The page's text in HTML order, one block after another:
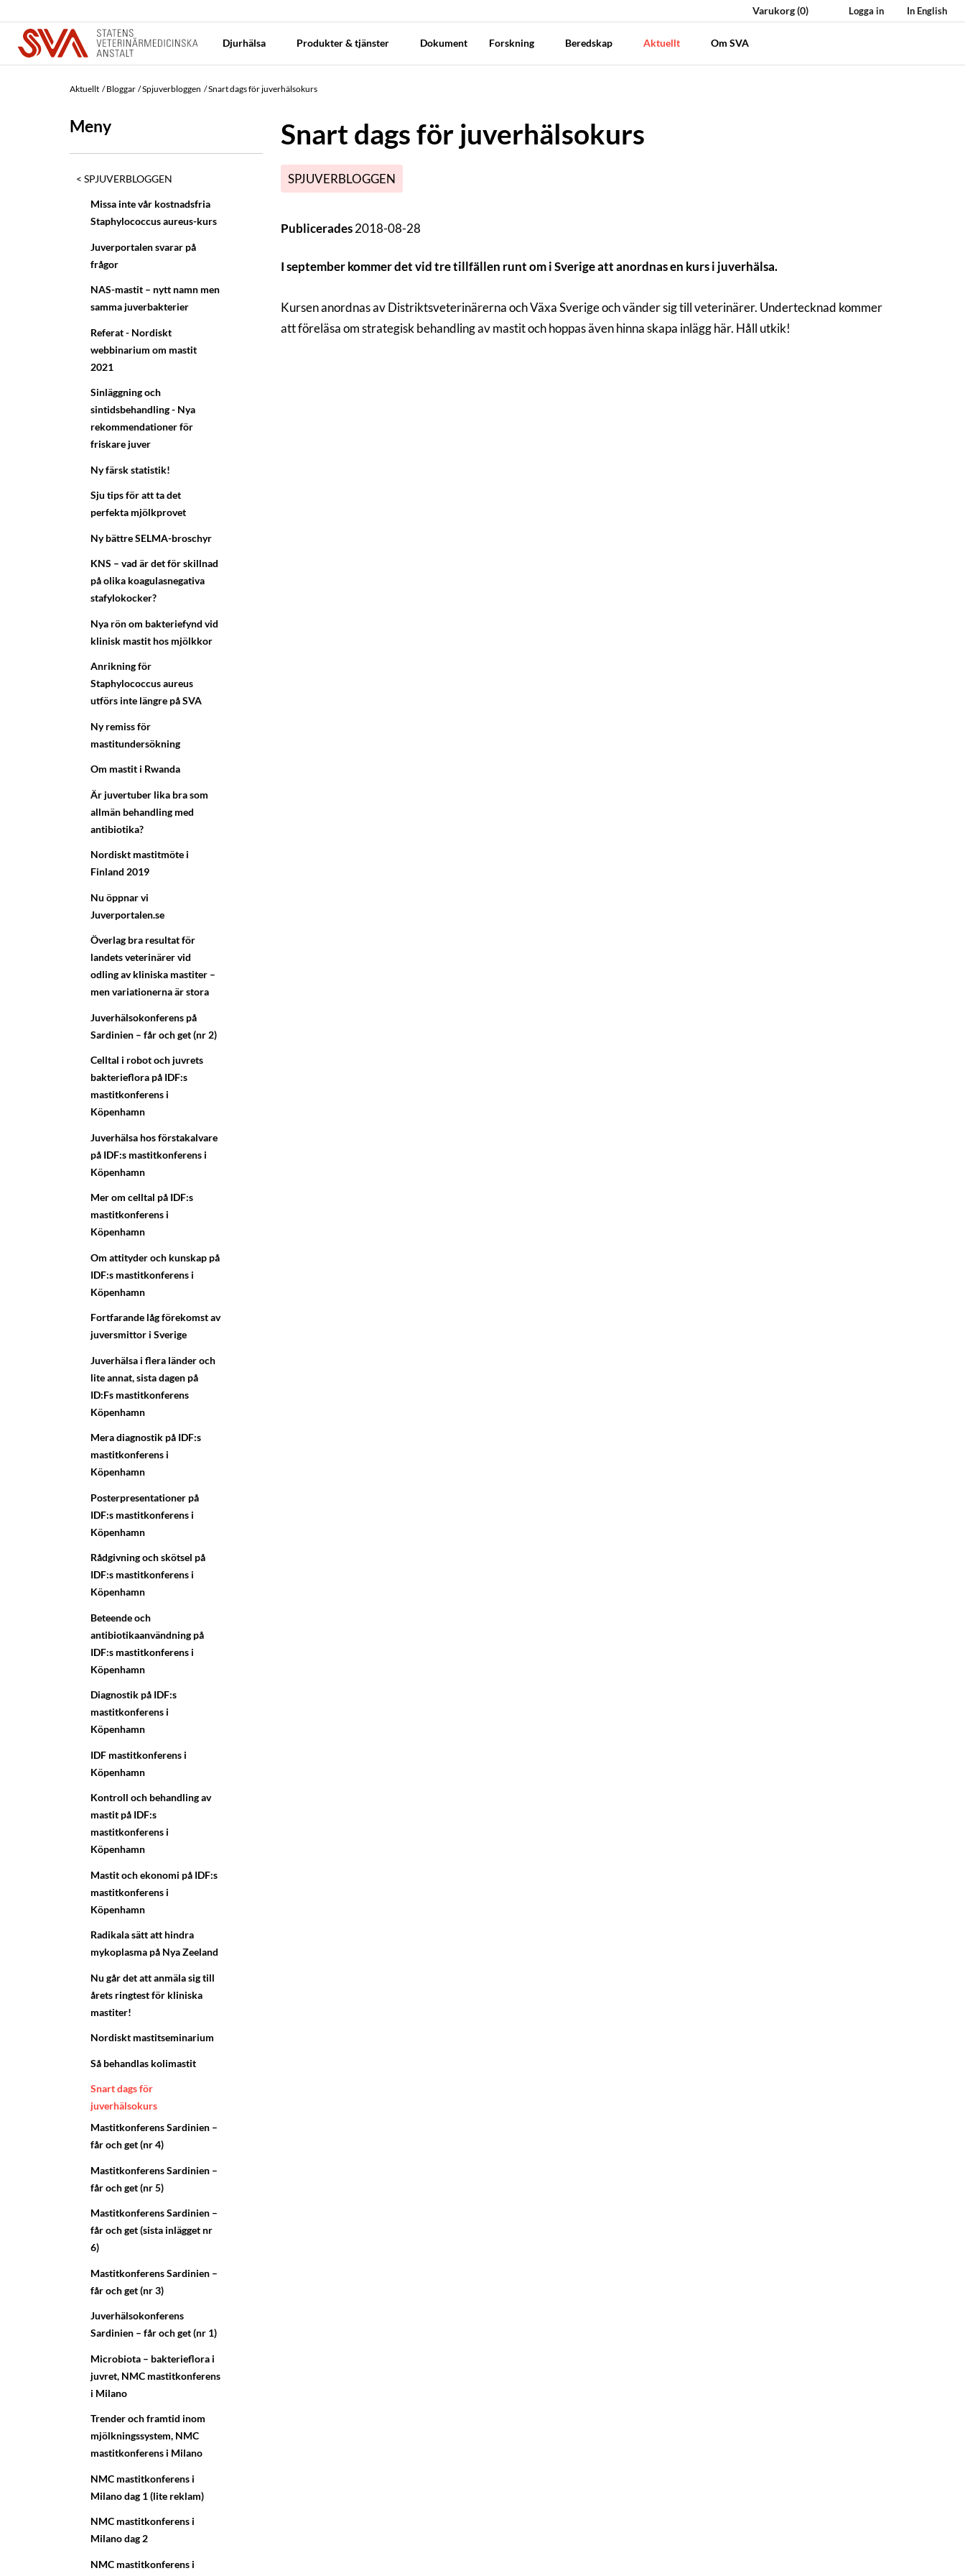
Varukorg(0) Logga in In English
Djurhälsa Produkter & tjänster Dokument Forskning Beredskap Aktuellt Om SVA
Aktuellt Bloggar Spjuverbloggen Snart dags för juverhälsokurs
Meny
SPJUVERBLOGGEN
Missa inte vår kostnadsfria
Staphylococcus aureus-kurs
Juverportalen svarar på
frågor
NAS-mastit – nytt namn men
samma juverbakterier
Referat - Nordiskt
webbinarium om mastit
2021
Sinläggning och
sintidsbehandling - Nya
rekommendationer för
friskare juver
Ny färsk statistik!
Sju tips för att ta det
perfekta mjölkprovet
Ny bättre SELMA-broschyr
KNS – vad är det för skillnad
på olika koagulasnegativa
stafylokocker?
Nya rön om bakteriefynd vid
klinisk mastit hos mjölkkor
Anrikning för
Staphylococcus aureus
utförs inte längre på SVA
Ny remiss för
mastitundersökning
Om mastit i Rwanda
Är juvertuber lika bra som
allmän behandling med
antibiotika?
Nordiskt mastitmöte i
Finland 2019
Nu öppnar vi
Juverportalen.se
Överlag bra resultat för
landets veterinärer vid
odling av kliniska mastiter –
men variationerna är stora
Juverhälsokonferens på
Sardinien – får och get (nr 2)
Celltal i robot och juvrets
bakterieflora på IDF:s
mastitkonferens i
Köpenhamn
Juverhälsa hos förstakalvare
på IDF:s mastitkonferens i
Köpenhamn
Mer om celltal på IDF:s
mastitkonferens i
Köpenhamn
Om attityder och kunskap på
IDF:s mastitkonferens i
Köpenhamn
Fortfarande låg förekomst av
juversmittor i Sverige
Juverhälsa i flera länder och
lite annat, sista dagen på
ID:Fs mastitkonferens
Köpenhamn
Mera diagnostik på IDF:s
mastitkonferens i
Köpenhamn
Posterpresentationer på
IDF:s mastitkonferens i
Köpenhamn
Rådgivning och skötsel på
IDF:s mastitkonferens i
Köpenhamn
Beteende och
antibiotikaanvändning på
IDF:s mastitkonferens i
Köpenhamn
Diagnostik på IDF:s
mastitkonferens i
Köpenhamn
IDF mastitkonferens i
Köpenhamn
Kontroll och behandling av
mastit på IDF:s
mastitkonferens i
Köpenhamn
Mastit och ekonomi på IDF:s
mastitkonferens i
Köpenhamn
Radikala sätt att hindra
mykoplasma på Nya Zeeland
Nu går det att anmäla sig till
årets ringtest för kliniska
mastiter!
Nordiskt mastitseminarium
Så behandlas kolimastit
Snart dags för
juverhälsokurs
Mastitkonferens Sardinien –
får och get (nr 4)
Mastitkonferens Sardinien –
får och get (nr 5)
Mastitkonferens Sardinien –
får och get (sista inlägget nr
6)
Mastitkonferens Sardinien –
får och get (nr 3)
Juverhälsokonferens
Sardinien – får och get (nr 1)
Microbiota – bakterieflora i
juvret, NMC mastitkonferens
i Milano
Trender och framtid inom
mjölkningssystem, NMC
mastitkonferens i Milano
NMC mastitkonferens i
Milano dag 1 (lite reklam)
NMC mastitkonferens i
Milano dag 2
NMC mastitkonferens i
Snart dags för juverhälsokurs
SPJUVERBLOGGEN
Publicerades2018-08-28
I september kommer det vid tre tillfällen runt om i Sverige att anordnas en kurs i juverhälsa.
Kursen anordnas av Distriktsveterinärerna och Växa Sverige och vänder sig till veterinärer. Undertecknad kommer
att föreläsa om strategisk behandling av mastit och hoppas även hinna skapa inlägg här. Håll utkik!